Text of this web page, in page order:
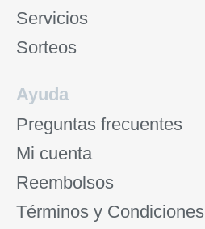
Servicios
Sorteos
Ayuda
Preguntas frecuentes
Mi cuenta
Reembolsos
Términos y Condiciones